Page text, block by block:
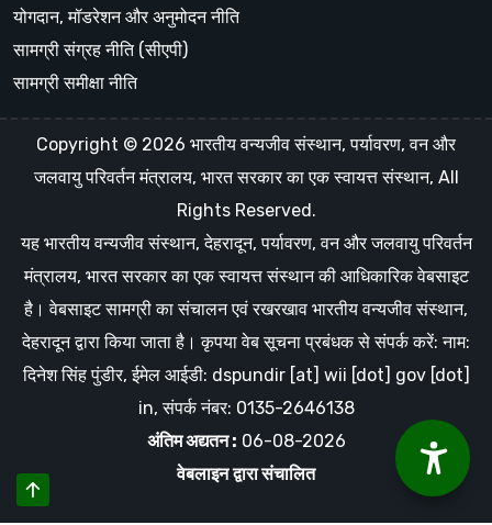
योगदान, मॉडरेशन और अनुमोदन नीति
सामग्री संग्रह नीति (सीएपी)
सामग्री समीक्षा नीति
Copyright © 2026 भारतीय वन्यजीव संस्थान, पर्यावरण, वन और
जलवायु परिवर्तन मंत्रालय, भारत सरकार का एक स्वायत्त संस्थान, All
Rights Reserved.
यह भारतीय वन्यजीव संस्थान, देहरादून, पर्यावरण, वन और जलवायु परिवर्तन
मंत्रालय, भारत सरकार का एक स्वायत्त संस्थान की आधिकारिक वेबसाइट
है। वेबसाइट सामग्री का संचालन एवं रखरखाव भारतीय वन्यजीव संस्थान,
देहरादून द्वारा किया जाता है। कृपया वेब सूचना प्रबंधक से संपर्क करें: नाम:
दिनेश सिंह पुंडीर, ईमेल आईडी: dspundir [at] wii [dot] gov [dot]
in, संपर्क नंबर: 0135-2646138
अंतिम अद्यतन : 06-08-2026
वेबलाइन द्वारा संचालित